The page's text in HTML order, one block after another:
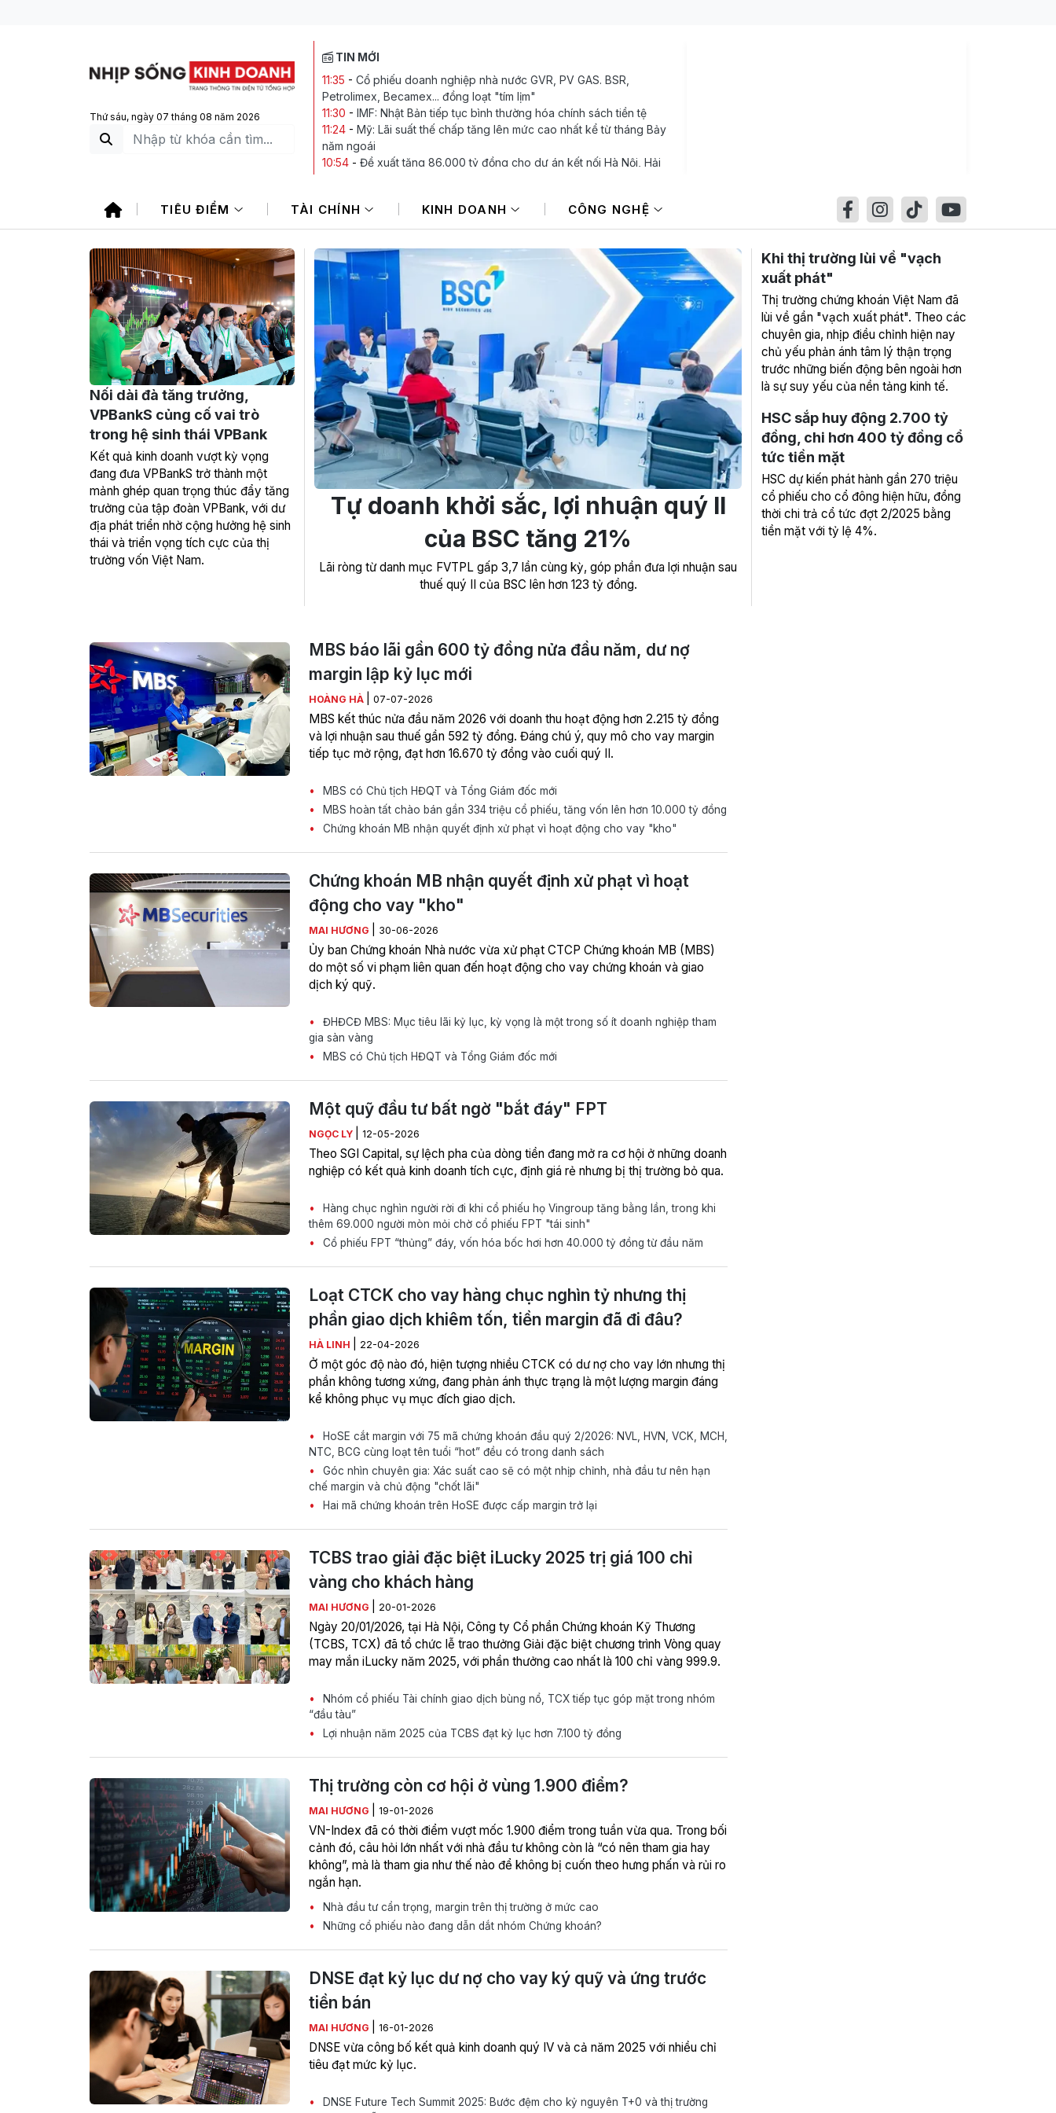
Thứ sáu, ngày 07 tháng 08 năm 2026
TIN MỚI
11:35 - Cổ phiếu doanh nghiệp nhà nước GVR, PV GAS. BSR,
Petrolimex, Becamex... đồng loạt "tím lịm"
11:30 - IMF: Nhật Bản tiếp tục bình thường hóa chính sách tiền tệ
11:24 - Mỹ: Lãi suất thế chấp tăng lên mức cao nhất kể từ tháng Bảy
năm ngoái
10:54 - Đề xuất tăng 86.000 tỷ đồng cho dự án kết nối Hà Nội, Hải
Việt Nam
09:45-Sáng ngày 7/8: Giá bạc đi ngang, quỹ bạc lớn nhất thế giới
TIÊU ĐIỂM TÀI CHÍNH KINH DOANH CÔNG NGHỆ
Nối dài đà tăng trưởng,
VPBankS củng cố vai trò
trong hệ sinh thái VPBank
Kết quả kinh doanh vượt kỳ vọng
đang đưa VPBankS trở thành một
mảnh ghép quan trọng thúc đẩy tăng
trưởng của tập đoàn VPBank, với dư
địa phát triển nhờ cộng hưởng hệ sinh
thái và triển vọng tích cực của thị
trường vốn Việt Nam.
Tự doanh khởi sắc, lợi nhuận quý II
của BSC tăng 21%
Lãi ròng từ danh mục FVTPL gấp 3,7 lần cùng kỳ, góp phần đưa lợi nhuận sau
thuế quý II của BSC lên hơn 123 tỷ đồng.
Khi thị trường lùi về "vạch
xuất phát"
Thị trường chứng khoán Việt Nam đã
lùi về gần "vạch xuất phát". Theo các
chuyên gia, nhịp điều chỉnh hiện nay
chủ yếu phản ánh tâm lý thận trọng
trước những biến động bên ngoài hơn
là sự suy yếu của nền tảng kinh tế.
HSC sắp huy động 2.700 tỷ
đồng, chi hơn 400 tỷ đồng cổ
tức tiền mặt
HSC dự kiến phát hành gần 270 triệu
cổ phiếu cho cổ đông hiện hữu, đồng
thời chi trả cổ tức đợt 2/2025 bằng
tiền mặt với tỷ lệ 4%.
MBS báo lãi gần 600 tỷ đồng nửa đầu năm, dư nợ
margin lập kỷ lục mới
HOÀNG HÀ 07-07-2026
MBS kết thúc nửa đầu năm 2026 với doanh thu hoạt động hơn 2.215 tỷ đồng
và lợi nhuận sau thuế gần 592 tỷ đồng. Đáng chú ý, quy mô cho vay margin
tiếp tục mở rộng, đạt hơn 16.670 tỷ đồng vào cuối quý II.
MBS có Chủ tịch HĐQT và Tổng Giám đốc mới
MBS hoàn tất chào bán gần 334 triệu cổ phiếu, tăng vốn lên hơn 10.000 tỷ đồng
Chứng khoán MB nhận quyết định xử phạt vì hoạt động cho vay "kho"
Chứng khoán MB nhận quyết định xử phạt vì hoạt
động cho vay "kho"
MAI HƯƠNG 30-06-2026
Ủy ban Chứng khoán Nhà nước vừa xử phạt CTCP Chứng khoán MB (MBS)
do một số vi phạm liên quan đến hoạt động cho vay chứng khoán và giao
dịch ký quỹ.
ĐHĐCĐ MBS: Mục tiêu lãi kỷ lục, kỳ vọng là một trong số ít doanh nghiệp tham
gia sàn vàng
MBS có Chủ tịch HĐQT và Tổng Giám đốc mới
Một quỹ đầu tư bất ngờ "bắt đáy" FPT
NGỌC LY 12-05-2026
Theo SGI Capital, sự lệch pha của dòng tiền đang mở ra cơ hội ở những doanh
nghiệp có kết quả kinh doanh tích cực, định giá rẻ nhưng bị thị trường bỏ qua.
Hàng chục nghìn người rời đi khi cổ phiếu họ Vingroup tăng bằng lần, trong khi
thêm 69.000 người mòn mỏi chờ cổ phiếu FPT "tái sinh"
Cổ phiếu FPT “thủng” đáy, vốn hóa bốc hơi hơn 40.000 tỷ đồng từ đầu năm
Loạt CTCK cho vay hàng chục nghìn tỷ nhưng thị
phần giao dịch khiêm tốn, tiền margin đã đi đâu?
HÀ LINH 22-04-2026
Ở một góc độ nào đó, hiện tượng nhiều CTCK có dư nợ cho vay lớn nhưng thị
phần không tương xứng, đang phản ánh thực trạng là một lượng margin đáng
kể không phục vụ mục đích giao dịch.
HoSE cắt margin với 75 mã chứng khoán đầu quý 2/2026: NVL, HVN, VCK, MCH,
NTC, BCG cùng loạt tên tuổi “hot” đều có trong danh sách
Góc nhìn chuyên gia: Xác suất cao sẽ có một nhịp chỉnh, nhà đầu tư nên hạn
chế margin và chủ động "chốt lãi"
Hai mã chứng khoán trên HoSE được cấp margin trở lại
TCBS trao giải đặc biệt iLucky 2025 trị giá 100 chỉ
vàng cho khách hàng
MAI HƯƠNG 20-01-2026
Ngày 20/01/2026, tại Hà Nội, Công ty Cổ phần Chứng khoán Kỹ Thương
(TCBS, TCX) đã tổ chức lễ trao thưởng Giải đặc biệt chương trình Vòng quay
may mắn iLucky năm 2025, với phần thưởng cao nhất là 100 chỉ vàng 999.9.
Nhóm cổ phiếu Tài chính giao dịch bùng nổ, TCX tiếp tục góp mặt trong nhóm
“đầu tàu”
Lợi nhuận năm 2025 của TCBS đạt kỷ lục hơn 7.100 tỷ đồng
Thị trường còn cơ hội ở vùng 1.900 điểm?
MAI HƯƠNG 19-01-2026
VN-Index đã có thời điểm vượt mốc 1.900 điểm trong tuần vừa qua. Trong bối
cảnh đó, câu hỏi lớn nhất với nhà đầu tư không còn là “có nên tham gia hay
không”, mà là tham gia như thế nào để không bị cuốn theo hưng phấn và rủi ro
ngắn hạn.
Nhà đầu tư cẩn trọng, margin trên thị trường ở mức cao
Những cổ phiếu nào đang dẫn dắt nhóm Chứng khoán?
DNSE đạt kỷ lục dư nợ cho vay ký quỹ và ứng trước
tiền bán
MAI HƯƠNG 16-01-2026
DNSE vừa công bố kết quả kinh doanh quý IV và cả năm 2025 với nhiều chỉ
tiêu đạt mức kỷ lục.
DNSE Future Tech Summit 2025: Bước đệm cho kỷ nguyên T+0 và thị trường